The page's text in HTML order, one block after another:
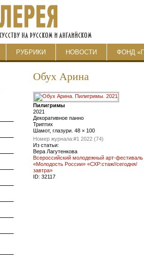
РУБРИКИ НОВОСТИ ФОНД
Обух Арина
Пилигримы
2021
Декоративное панно
Триптих
Шамот, глазури. 48 × 100
Номер журнала:#1 2022 (74)
Из статьи:
Вера Лагутенкова
Всероссийский молодежный арт-фестиваль
«Молодость России» «СХР:стаж//сегодня/
завтра»
ID: 32117